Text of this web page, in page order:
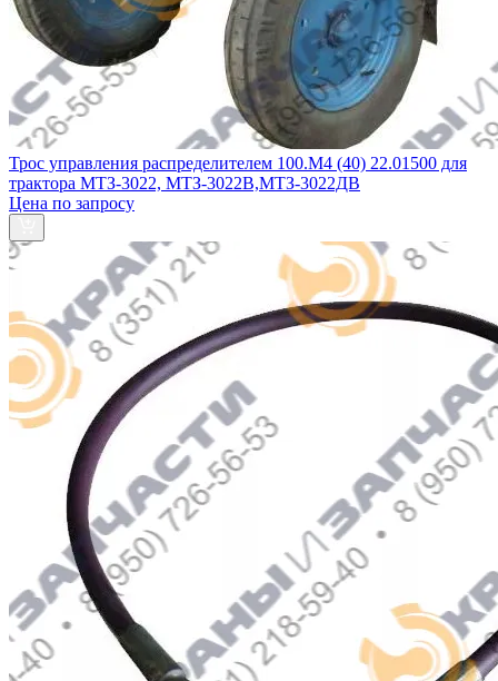
Трос управления распределителем 100.М4 (40) 22.01500 для
трактора МТЗ-3022, МТЗ-3022В,МТЗ-3022ДВ
Цена по запросу